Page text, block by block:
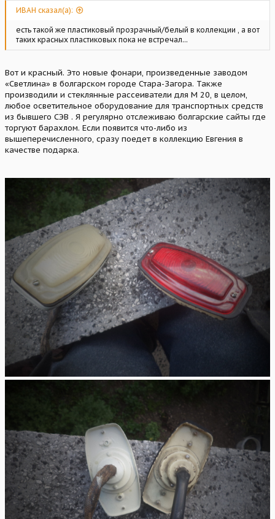
ИВАН сказал(а):
есть такой же пластиковый прозрачный/белый в коллекции , а вот
таких красных пластиковых пока не встречал...
Вот и красный. Это новые фонари, произведенные заводом
«Светлина» в болгарском городе Стара-Загора. Также
производили и стеклянные рассеиватели для М 20, в целом,
любое осветительное оборудование для транспортных средств
из бывшего СЭВ . Я регулярно отслеживаю болгарские сайты где
торгуют барахлом. Если появится что-либо из
вышеперечисленного, сразу поедет в коллекцию Евгения в
качестве подарка.